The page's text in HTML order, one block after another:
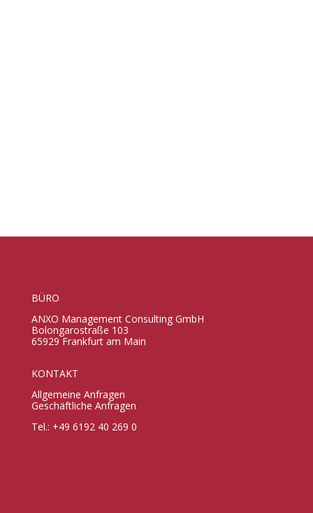
BÜRO
ANXO Management Consulting GmbH
Bolongarostraße 103
65929 Frankfurt am Main
KONTAKT
Allgemeine Anfragen
Geschäftliche Anfragen
Tel.: +49 6192 40 269 0